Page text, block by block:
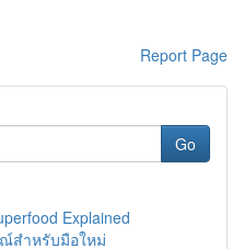
Report Page
Go
Explained
สำหรับมือใหม่